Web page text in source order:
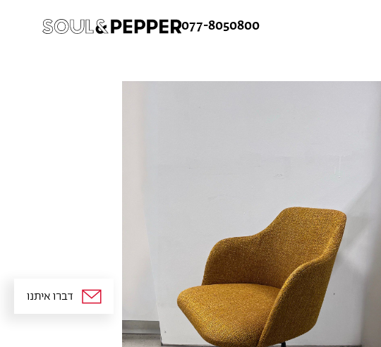
077-8050800
אורח
ליצירת חשבון קלה ומהירה במיוחד. המשיכו למילוי
ליהנות מהיתרונות של משתמש רשום כבר עכשיו.
להרשמה